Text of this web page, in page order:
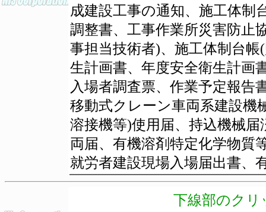
成建設工事の通知、施工体制
調整書、工事作業所災害防止
事担当技術者)、施工体制台
生計画書、年度安全衛生計画
入場者調査票、作業予定報告
移動式クレーン車両系建設機
溶接機等)使用届、持込機械
両届、有機溶剤特定化学物質
就労者建設現場入場届出書、
下線部のク